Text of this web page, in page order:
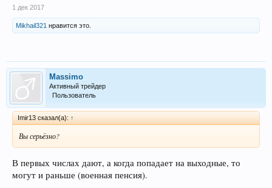
1 дек 2017
Mikhail321 нравится это.
Massimo
Активный трейдер
Пользователь
Imir13 сказал(а): ↑
Вы серьёзно?
В первых числах дают, а когда попадает на выходные, то
могут и раньше (военная пенсия).